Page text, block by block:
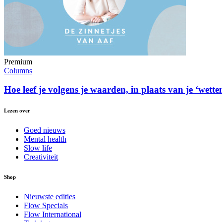
Premium
Columns
Hoe leef je volgens je waarden, in plaats van je
Lezen over
Goed nieuws
Mental health
Slow life
Creativiteit
Shop
Nieuwste edities
Flow Specials
Flow International